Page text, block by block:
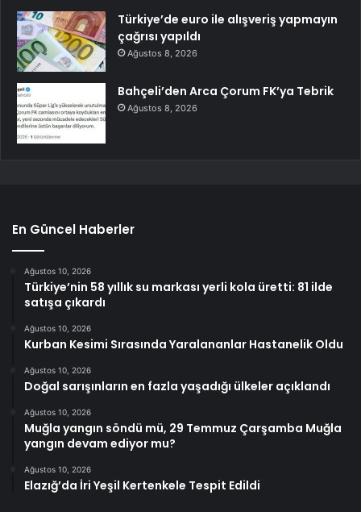
Türkiye’de euro ile alışveriş yapmayın
çağrısı yapıldı
Ağustos 8, 2026
Bahçeli’den Arca Çorum FK’ya Tebrik
Ağustos 8, 2026
En Güncel Haberler
Ağustos 10, 2026
Türkiye’nin 58 yıllık su markası yerli kola üretti: 81 ilde
satışa çıkardı
Ağustos 10, 2026
Kurban Kesimi Sırasında Yaralananlar Hastanelik Oldu
Ağustos 10, 2026
Doğal sarışınların en fazla yaşadığı ülkeler açıklandı
Ağustos 10, 2026
Muğla yangın söndü mü, 29 Temmuz Çarşamba Muğla
yangın devam ediyor mu?
Ağustos 10, 2026
Elazığ’da İri Yeşil Kertenkele Tespit Edildi